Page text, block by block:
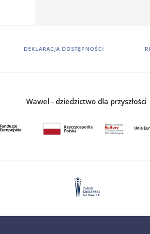
DEKLARACJA DOSTĘPNOŚCI
Wawel - dziedzictwo dla przyszłości